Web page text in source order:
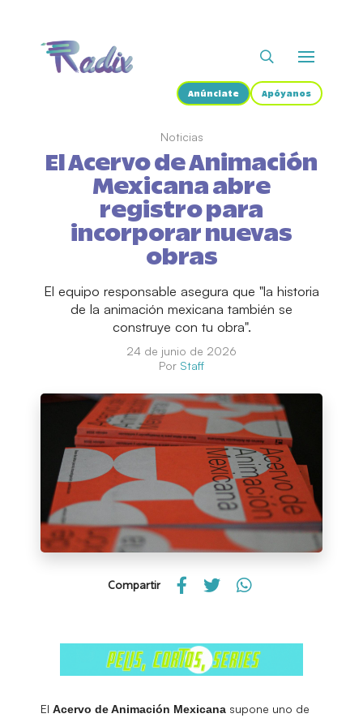
Anúnciate Apóyanos
Noticias
El Acervo de Animación
Mexicana abre
registro para
incorporar nuevas
obras
El equipo responsable asegura que "la historia
de la animación mexicana también se
construye con tu obra".
24 de junio de 2026
Por Staff
Compartir
El Acervo de Animación Mexicana supone uno de